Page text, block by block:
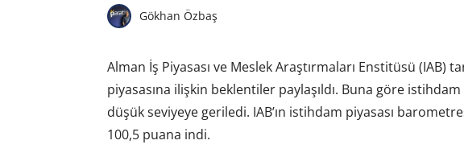
Gökhan Özbaş
Alman İş Piyasası ve Meslek Araştırmaları Enstitüsü (IAB)
piyasasına ilişkin beklentiler paylaşıldı. Buna göre
düşük seviyeye geriledi. IAB’ın istihdam piyasası
100,5 puana indi.